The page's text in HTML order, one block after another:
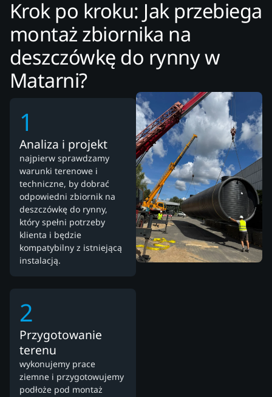
Krok po kroku: Jak przebiega
montaż zbiornika na
deszczówkę do rynny w
Matarni?
1
Analiza i projekt
najpierw sprawdzamy
warunki terenowe i
techniczne, by dobrać
odpowiedni zbiornik na
deszczówkę do rynny,
który spełni potrzeby
klienta i będzie
kompatybilny z istniejącą
instalacją.
2
Przygotowanie
terenu
wykonujemy prace
ziemne i przygotowujemy
podłoże pod montaż